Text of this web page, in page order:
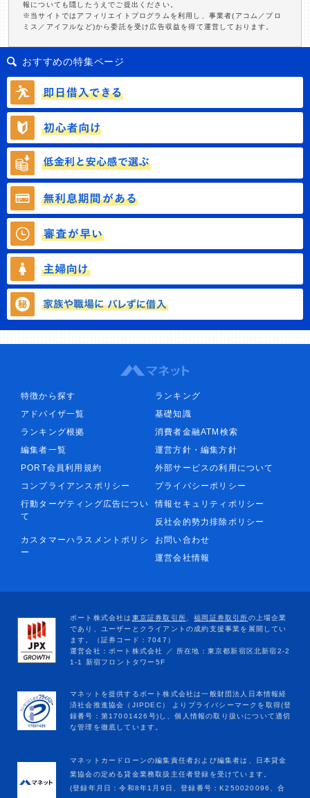
報についても隠したうえでご提出ください。
※当サイトではアフィリエイトプログラムを利用し、事業者(アコム／プロ
ミス／アイフルなど)から委託を受け広告収益を得て運営しております。
おすすめの特集ページ
特徴から探す
ランキング
アドバイザ一覧
基礎知識
ランキング根拠
消費者金融ATM検索
編集者一覧
運営方針・編集方針
PORT会員利用規約
外部サービスの利用について
コンプライアンスポリシー
プライバシーポリシー
行動ターゲティング広告につい
て
情報セキュリティポリシー
反社会的勢力排除ポリシー
カスタマーハラスメントポリシ
ー
お問い合わせ
運営会社情報
マネットカードローンの編集責任者および編集者は、日本貸金
業協会の定める貸金業務取扱主任者登録を受けています。
(登録年月日：令和8年1月9日、登録番号：K250020096、合